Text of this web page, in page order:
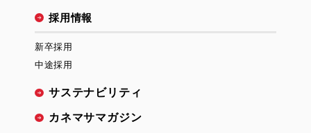
採用情報
新卒採用
中途採用
サステナビリティ
カネマサマガジン